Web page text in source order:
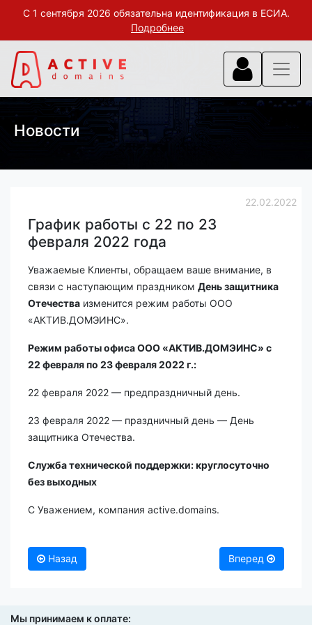
С 1 сентября 2026 обязательна идентификация в ЕСИА.
Подробнее
Новости
22.02.2022
График работы с 22 по 23
февраля 2022 года
Уважаемые Клиенты, обращаем ваше внимание, в
связи с наступающим праздником День защитника
Отечества изменится режим работы ООО
«АКТИВ.ДОМЭИНС».
Режим работы офиса ООО «АКТИВ.ДОМЭИНС» с
22 февраля по 23 февраля 2022 г.:
22 февраля 2022 — предпраздничный день.
23 февраля 2022 — праздничный день — День
защитника Отечества.
Служба технической поддержки: круглосуточно
без выходных
С Уважением, компания active.domains.
Назад Вперед
Мы принимаем к оплате: